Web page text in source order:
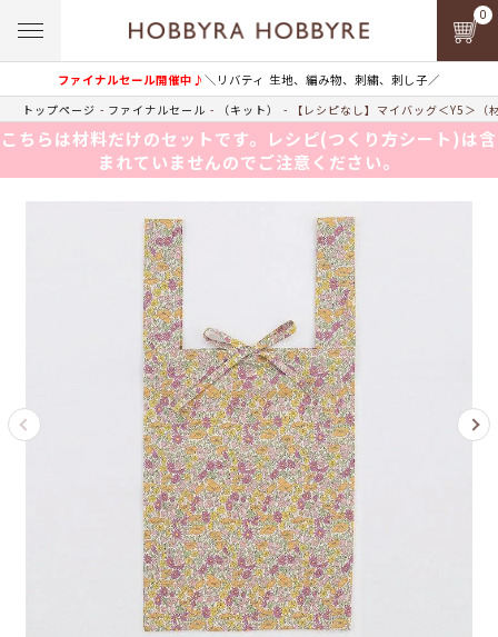
ファイナルセール開催中♪＼リバティ 生地、編み物、刺繍、刺し子／
0
トップページ ファイナルセール （キット） 【レシピなし】マイバッグ＜Y5＞（
こちらは材料だけのセットです。レシピ(つくり方シート)は含
まれていませんのでご注意ください。